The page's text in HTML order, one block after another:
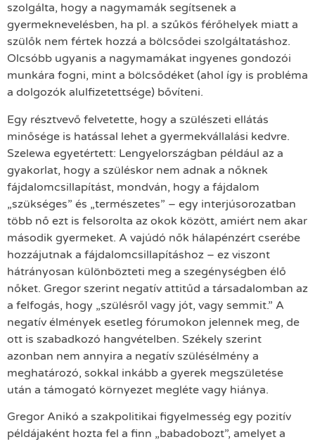
szolgálta, hogy a nagymamák segítsenek a
gyermeknevelésben, ha pl. a szűkös férőhelyek miatt a
szülők nem fértek hozzá a bölcsődei szolgáltatáshoz.
Olcsóbb ugyanis a nagymamákat ingyenes gondozói
munkára fogni, mint a bölcsődéket (ahol így is probléma
a dolgozók alulfizetettsége) bővíteni.
Egy résztvevő felvetette, hogy a szülészeti ellátás
minősége is hatással lehet a gyermekvállalási kedvre.
Szelewa egyetértett: Lengyelországban például az a
gyakorlat, hogy a szüléskor nem adnak a nőknek
fájdalomcsillapítást, mondván, hogy a fájdalom
„szükséges” és „természetes” – egy interjúsorozatban
több nő ezt is felsorolta az okok között, amiért nem akar
második gyermeket. A vajúdó nők hálapénzért cserébe
hozzájutnak a fájdalomcsillapításhoz – ez viszont
hátrányosan különbözteti meg a szegénységben élő
nőket. Gregor szerint negatív attitűd a társadalomban az
a felfogás, hogy „szülésről vagy jót, vagy semmit.” A
negatív élmények esetleg fórumokon jelennek meg, de
ott is szabadkozó hangvételben. Székely szerint
azonban nem annyira a negatív szülésélmény a
meghatározó, sokkal inkább a gyerek megszületése
után a támogató környezet megléte vagy hiánya.
Gregor Anikó a szakpolitikai figyelmesség egy pozitív
példájaként hozta fel a finn „babadobozt”, amelyet a